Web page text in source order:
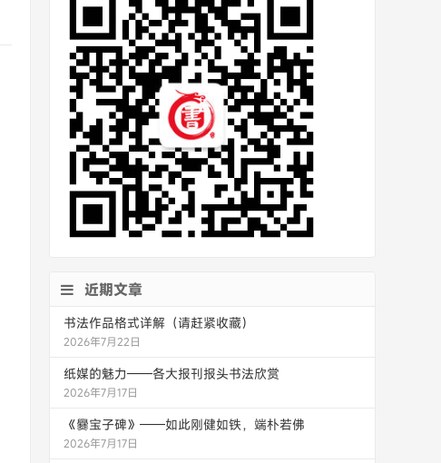
近期文章
书法作品格式详解（请赶紧收藏）
2026年7月22日
纸媒的魅力——各大报刊报头书法欣赏
2026年7月17日
《爨宝子碑》——如此刚健如铁，端朴若佛
2026年7月17日